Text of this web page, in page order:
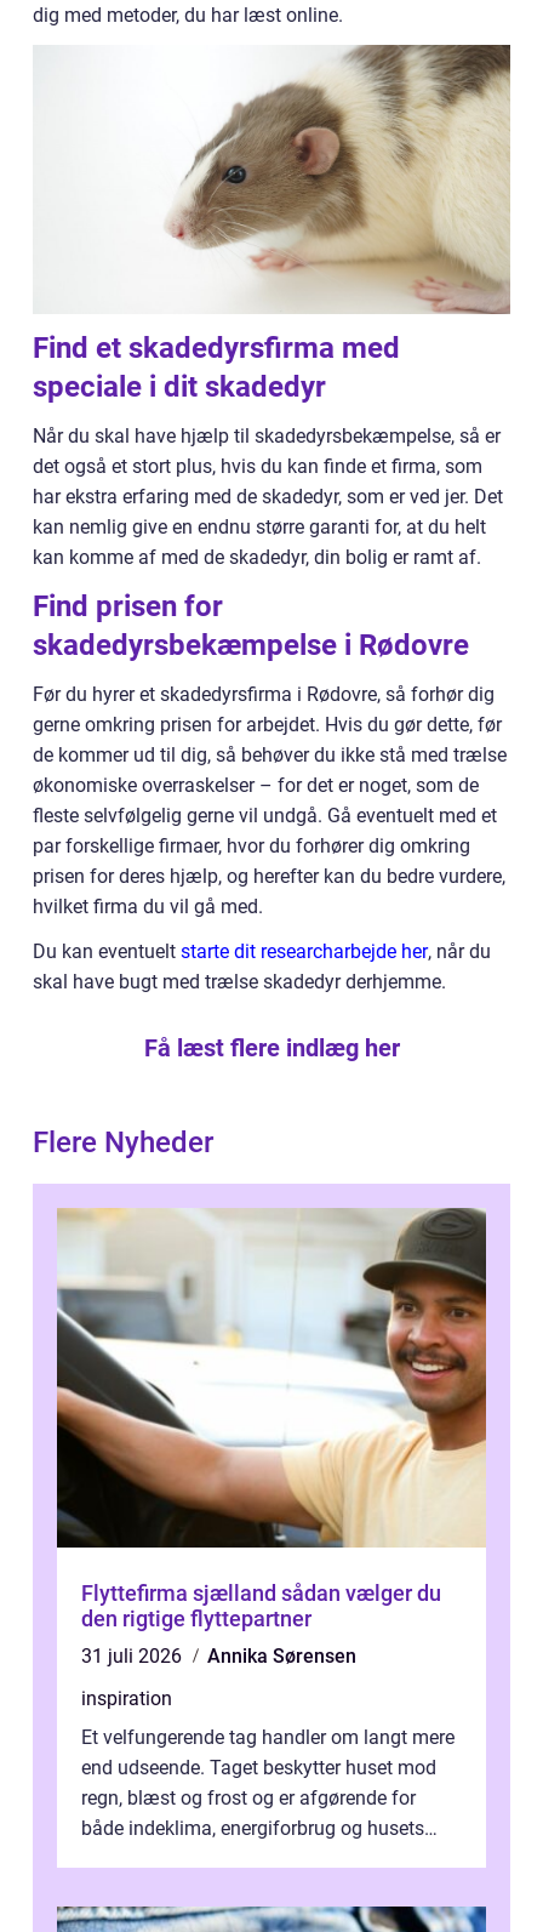
dig med metoder, du har læst online.
Find et skadedyrsfirma med
speciale i dit skadedyr
Når du skal have hjælp til skadedyrsbekæmpelse, så er
det også et stort plus, hvis du kan finde et firma, som
har ekstra erfaring med de skadedyr, som er ved jer. Det
kan nemlig give en endnu større garanti for, at du helt
kan komme af med de skadedyr, din bolig er ramt af.
Find prisen for
skadedyrsbekæmpelse i Rødovre
Før du hyrer et skadedyrsfirma i Rødovre, så forhør dig
gerne omkring prisen for arbejdet. Hvis du gør dette, før
de kommer ud til dig, så behøver du ikke stå med trælse
økonomiske overraskelser – for det er noget, som de
fleste selvfølgelig gerne vil undgå. Gå eventuelt med et
par forskellige firmaer, hvor du forhører dig omkring
prisen for deres hjælp, og herefter kan du bedre vurdere,
hvilket firma du vil gå med.
Du kan eventuelt starte dit researcharbejde her, når du
skal have bugt med trælse skadedyr derhjemme.
Få læst flere indlæg her
Flere Nyheder
Flyttefirma sjælland sådan vælger du
den rigtige flyttepartner
31 juli 2026
Annika Sørensen
inspiration
Et velfungerende tag handler om langt mere
end udseende. Taget beskytter huset mod
regn, blæst og frost og er afgørende for
både indeklima, energiforbrug og husets